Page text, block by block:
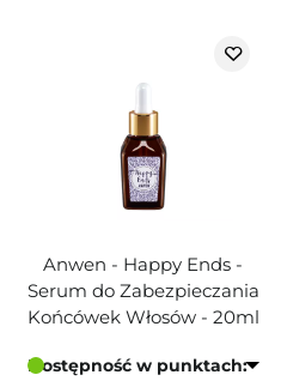
Anwen - Happy Ends -
Serum do Zabezpieczania
Końcówek Włosów - 20ml
Dostępność w punktach: